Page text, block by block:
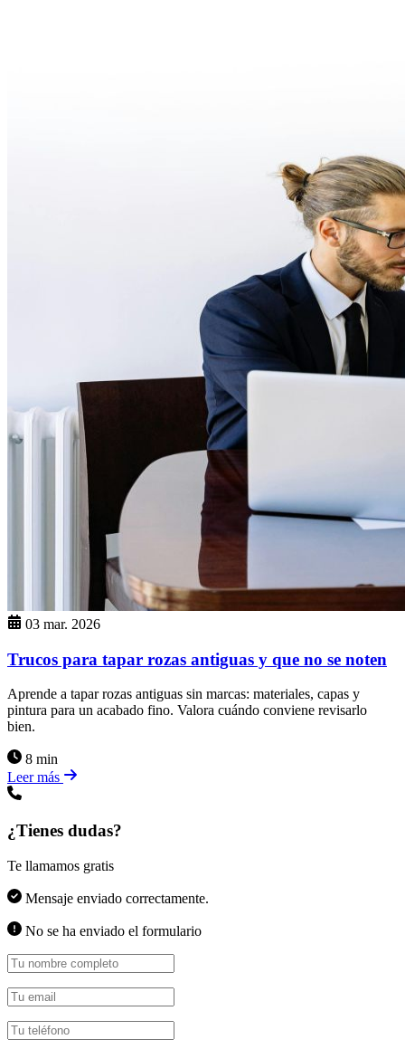
03 mar. 2026
Trucos para tapar rozas antiguas y que no se noten
Aprende a tapar rozas antiguas sin marcas: materiales, capas y
pintura para un acabado fino. Valora cuándo conviene revisarlo
bien.
8 min
Leer más
¿Tienes dudas?
Te llamamos gratis
Mensaje enviado correctamente.
No se ha enviado el formulario